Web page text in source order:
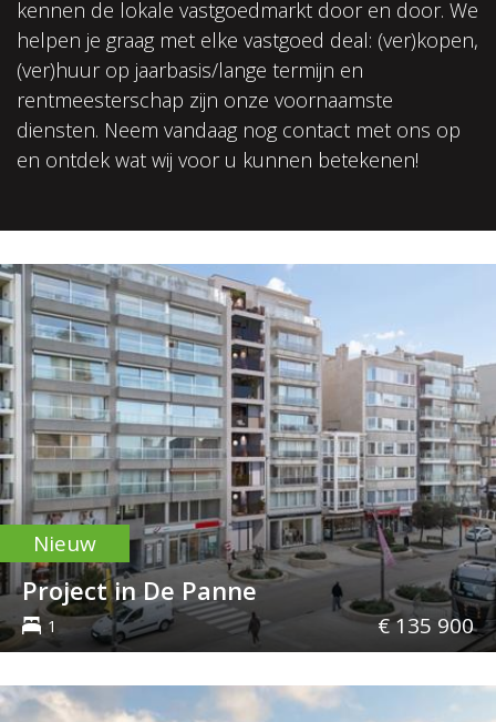
kennen de lokale vastgoedmarkt door en door. We
helpen je graag met elke vastgoed deal: (ver)kopen,
(ver)huur op jaarbasis/lange termijn en
rentmeesterschap zijn onze voornaamste
diensten. Neem vandaag nog contact met ons op
en ontdek wat wij voor u kunnen betekenen!
Nieuw
Project in De Panne
1 € 135 900